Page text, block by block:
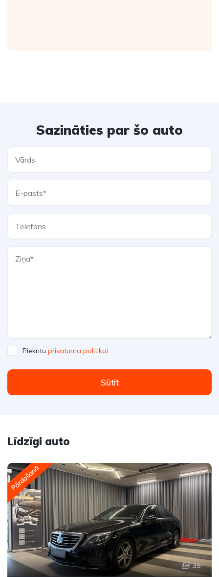
Sazināties par šo auto
Piekrītu privātuma politikai
Sūtīt
Līdzīgi auto
Pārdošanā
35